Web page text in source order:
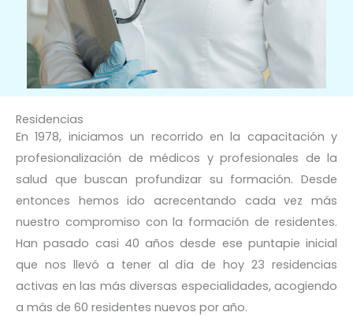
Residencias
En 1978, iniciamos un recorrido en la capacitación y
profesionalización de médicos y profesionales de la
salud que buscan profundizar su formación. Desde
entonces hemos ido acrecentando cada vez más
nuestro compromiso con la formación de residentes.
Han pasado casi 40 años desde ese puntapie inicial
que nos llevó a tener al día de hoy 23 residencias
activas en las más diversas especialidades, acogiendo
a más de 60 residentes nuevos por año.